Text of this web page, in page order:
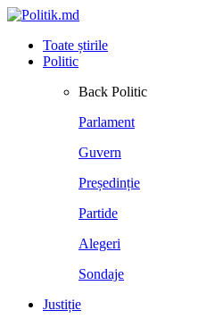
Toate știrile
Politic
Back Politic
Parlament
Guvern
Președinție
Partide
Alegeri
Sondaje
Justiție